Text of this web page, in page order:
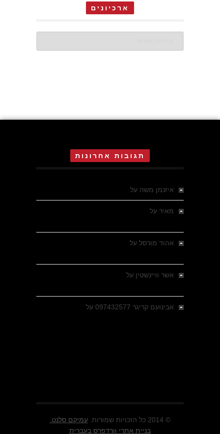
ארכיונים
תגובות אחרונות
איזנמן משה על
מאיר על
אהוד מורסל על
אשר וויינשטין על
אבינועם קריגר 097432577 על
© 2014 כל הזכויות שמורות.
עמיקם סלנט.
בניית אתרי וורדפרס בעברית